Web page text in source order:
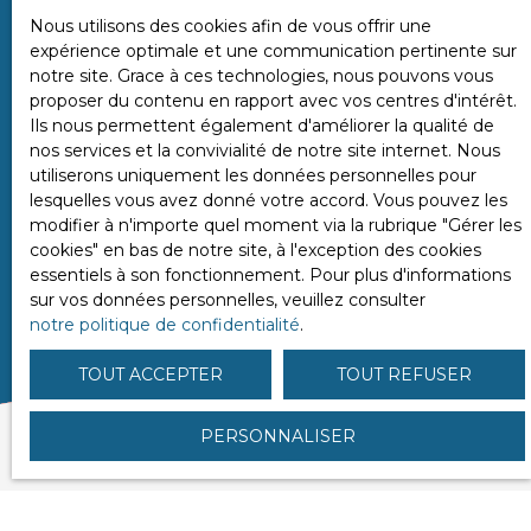
Pour en savoir plus sur le traitement de vos
données personnelles, veuillez consulter notre
politique de confidentialité .
ENVOYER
Nous utilisons des cookies afin de vous offrir une
expérience optimale et une communication pertinente sur
notre site. Grace à ces technologies, nous pouvons vous
proposer du contenu en rapport avec vos centres d'intérêt.
Ils nous permettent également d'améliorer la qualité de
nos services et la convivialité de notre site internet. Nous
utiliserons uniquement les données personnelles pour
lesquelles vous avez donné votre accord. Vous pouvez les
modifier à n'importe quel moment via la rubrique ″Gérer les
cookies″ en bas de notre site, à l'exception des cookies
essentiels à son fonctionnement. Pour plus d'informations
sur vos données personnelles, veuillez consulter
notre politique de confidentialité.
TOUT ACCEPTER TOUT REFUSER
PERSONNALISER